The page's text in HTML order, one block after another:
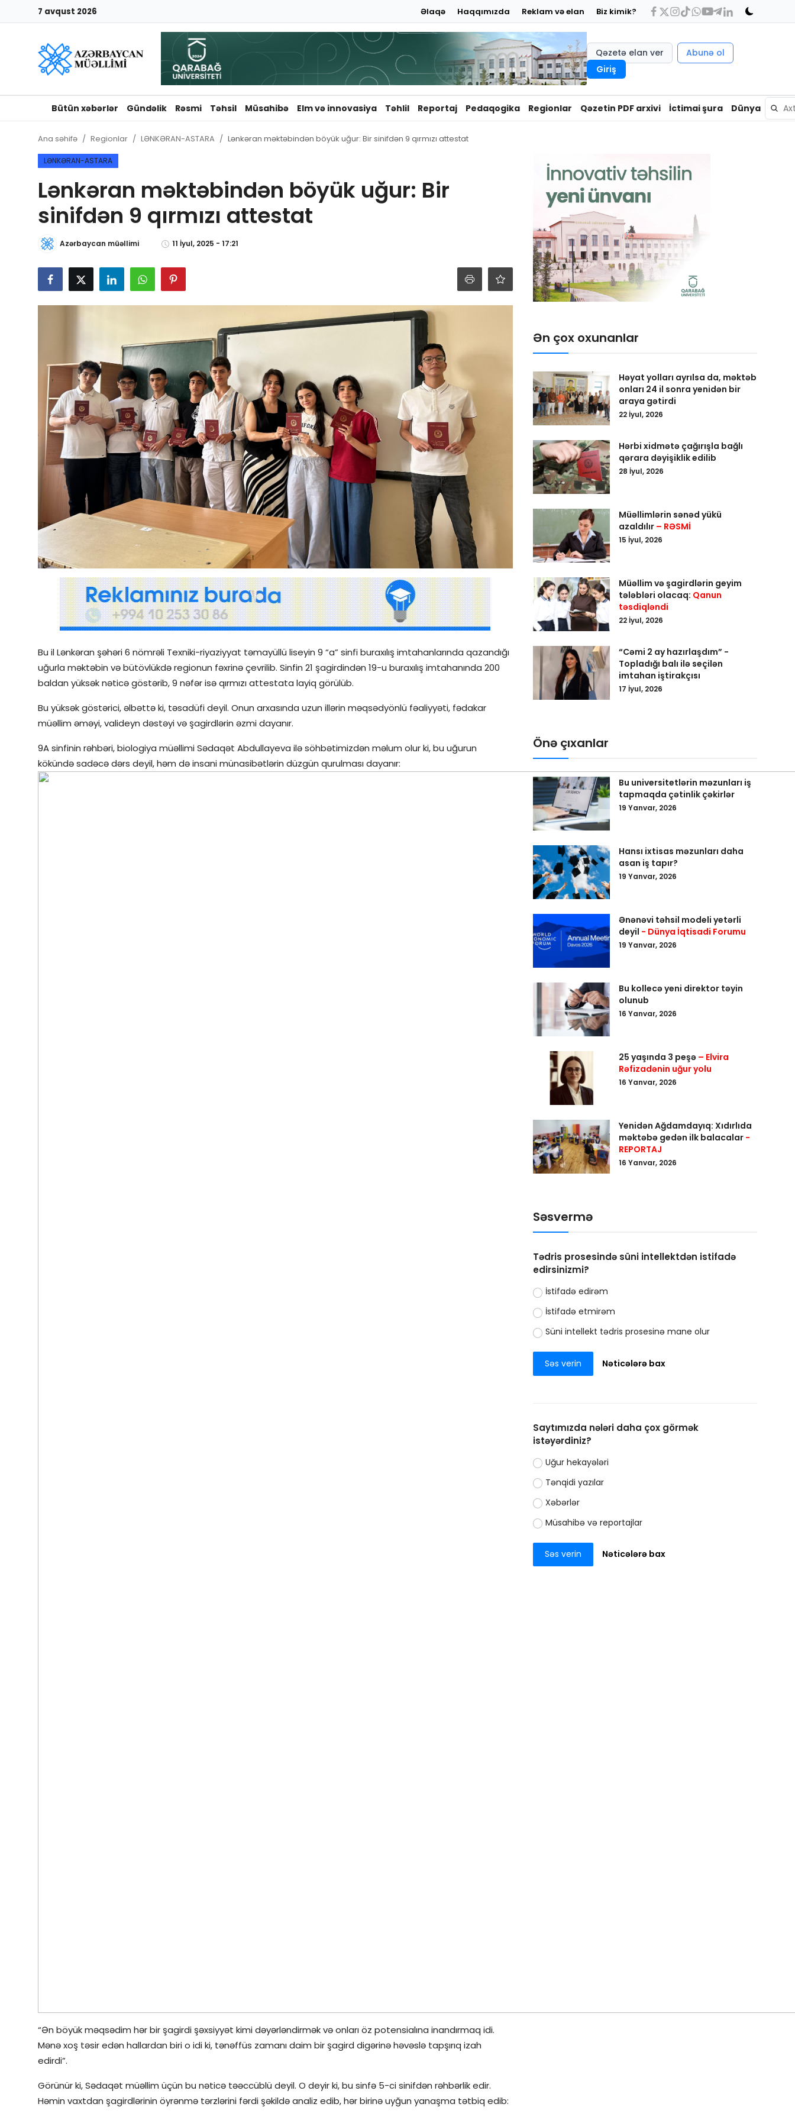
7 avqust 2026 Əlaqə Haqqımızda Reklam və elan Biz kimik?
Qəzetə elan ver
Abunə ol
Giriş
Bütün xəbərlər Gündəlik Rəsmi Təhsil Müsahibə Elm və innovasiya Təhlil Reportaj Pedaqogika Regionlar Qəzetin PDF arxivi İctimai şura Dünya
Giriş
Qeydiyyat
Qəzetə elan ver
Haqqımızda
Reklam və elan
Biz kimik?
Bütün xəbərlər
Gündəlik
Müsahibə
Elm və innovasiya
Reportaj
Pedaqogika
Qəzetin PDF arxivi
İctimai şura
Ana səhifə Regionlar LƏNKƏRAN-ASTARA Lənkəran məktəbindən böyük uğur: Bir sinifdən 9 qırmızı attestat
LƏNKƏRAN-ASTARA
Lənkəran məktəbindən böyük uğur: Bir
sinifdən 9 qırmızı attestat
Azərbaycan müəllimi 11 İyul, 2025 - 17:21
Bu il Lənkəran şəhəri 6 nömrəli Texniki-riyaziyyat təmayüllü liseyin 9 “a” sinfi buraxılış imtahanlarında qazandığı
uğurla məktəbin və bütövlükdə regionun fəxrinə çevrilib. Sinfin 21 şagirdindən 19-u buraxılış imtahanında 200
baldan yüksək nəticə göstərib, 9 nəfər isə qırmızı attestata layiq görülüb.
Bu yüksək göstərici, əlbəttə ki, təsadüfi deyil. Onun arxasında uzun illərin məqsədyönlü fəaliyyəti, fədakar
müəllim əməyi, valideyn dəstəyi və şagirdlərin əzmi dayanır.
9A sinfinin rəhbəri, biologiya müəllimi Sədaqət Abdullayeva ilə söhbətimizdən məlum olur ki, bu uğurun
kökündə sadəcə dərs deyil, həm də insani münasibətlərin düzgün qurulması dayanır:
“Ən böyük məqsədim hər bir şagirdi şəxsiyyət kimi dəyərləndirmək və onları öz potensialına inandırmaq idi.
Mənə xoş təsir edən hallardan biri o idi ki, tənəffüs zamanı daim bir şagird digərinə həvəslə tapşırıq izah
edirdi”.
Görünür ki, Sədaqət müəllim üçün bu nəticə təəccüblü deyil. O deyir ki, bu sinfə 5-ci sinifdən rəhbərlik edir.
Həmin vaxtdan şagirdlərinin öyrənmə tərzlərini fərdi şəkildə analiz edib, hər birinə uyğun yanaşma tətbiq edib:
Ən çox oxunanlar
Həyat yolları ayrılsa da, məktəb
onları 24 il sonra yenidən bir
araya gətirdi
22 İyul, 2026
Hərbi xidmətə çağırışla bağlı
qərara dəyişiklik edilib
28 İyul, 2026
Müəllimlərin sənəd yükü
azaldılır – RƏSMİ
15 İyul, 2026
Müəllim və şagirdlərin geyim
tələbləri olacaq: Qanun
təsdiqləndi
22 İyul, 2026
“Cəmi 2 ay hazırlaşdım” -
Topladığı balı ilə seçilən
imtahan iştirakçısı
17 İyul, 2026
Önə çıxanlar
Bu universitetlərin məzunları iş
tapmaqda çətinlik çəkirlər
19 Yanvar, 2026
Hansı ixtisas məzunları daha
asan iş tapır?
19 Yanvar, 2026
Ənənəvi təhsil modeli yetərli
deyil - Dünya İqtisadi Forumu
19 Yanvar, 2026
Bu kollecə yeni direktor təyin
olunub
16 Yanvar, 2026
25 yaşında 3 peşə – Elvira
Rəfizadənin uğur yolu
16 Yanvar, 2026
Yenidən Ağdamdayıq: Xıdırlıda
məktəbə gedən ilk balacalar -
REPORTAJ
16 Yanvar, 2026
Səsvermə
Tədris prosesində süni intellektdən istifadə
edirsinizmi?
İstifadə edirəm
İstifadə etmirəm
Süni intellekt tədris prosesinə mane olur
Səs verin Nəticələrə bax
Saytımızda nələri daha çox görmək
istəyərdiniz?
Uğur hekayələri
Tənqidi yazılar
Xəbərlər
Müsahibə və reportajlar
Səs verin Nəticələrə bax